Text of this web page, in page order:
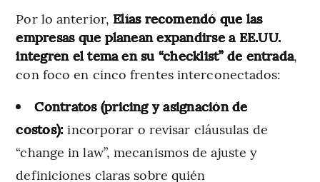
Por lo anterior, Elías recomendó que las
empresas que planean expandirse a EE.UU.
integren el tema en su “checklist” de entrada,
con foco en cinco frentes interconectados:
Contratos (pricing y asignación de
costos): incorporar o revisar cláusulas de
“change in law”, mecanismos de ajuste y
definiciones claras sobre quién